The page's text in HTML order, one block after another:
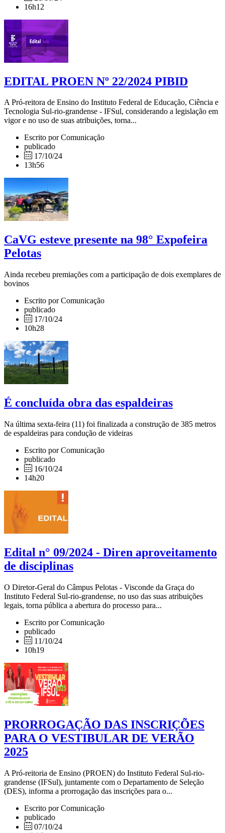
16h12
EDITAL PROEN Nº 22/2024 PIBID
A Pró-reitora de Ensino do Instituto Federal de Educação, Ciência e
Tecnologia Sul-rio-grandense - IFSul, considerando a legislação em
vigor e no uso de suas atribuições, torna...
Escrito por Comunicação
publicado
17/10/24
13h56
CaVG esteve presente na 98° Expofeira
Pelotas
Ainda recebeu premiações com a participação de dois exemplares de
bovinos
Escrito por Comunicação
publicado
17/10/24
10h28
É concluída obra das espaldeiras
Na última sexta-feira (11) foi finalizada a construção de 385 metros
de espaldeiras para condução de videiras
Escrito por Comunicação
publicado
16/10/24
14h20
Edital n° 09/2024 - Diren aproveitamento
de disciplinas
O Diretor-Geral do Câmpus Pelotas - Visconde da Graça do
Instituto Federal Sul-rio-grandense, no uso das suas atribuições
legais, torna pública a abertura do processo para...
Escrito por Comunicação
publicado
11/10/24
10h19
PRORROGAÇÃO DAS INSCRIÇÕES
PARA O VESTIBULAR DE VERÃO
2025
A Pró-reitoria de Ensino (PROEN) do Instituto Federal Sul-rio-
grandense (IFSul), juntamente com o Departamento de Seleção
(DES), informa a prorrogação das inscrições para o...
Escrito por Comunicação
publicado
07/10/24